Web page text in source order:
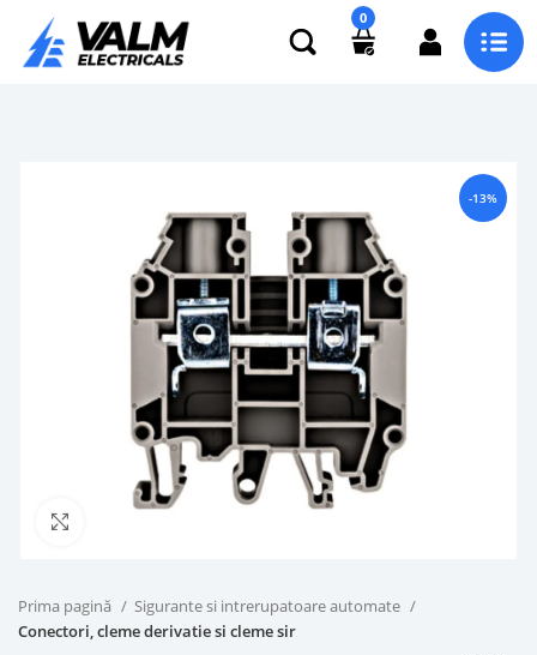
0
-13%
Prima pagină
Sigurante si intrerupatoare automate
Conectori, cleme derivatie si cleme sir